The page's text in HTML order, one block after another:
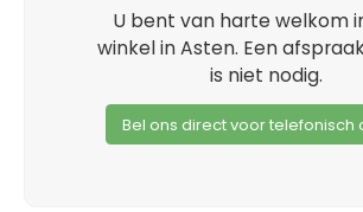
U bent van harte welkom
winkel in Asten. Een
is niet nodig.
Bel ons direct voor telefonisch